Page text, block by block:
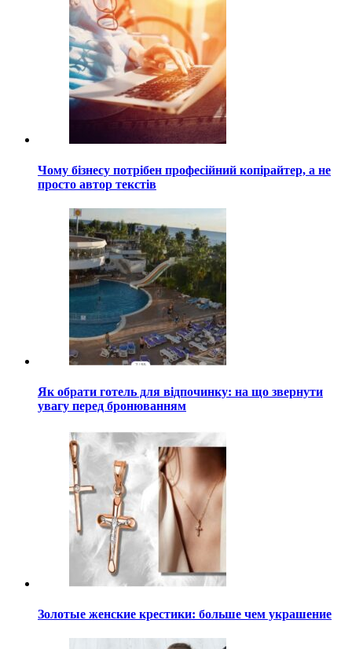
Чому бізнесу потрібен професійний копірайтер, а не
просто автор текстів
Як обрати готель для відпочинку: на що звернути
увагу перед бронюванням
Золотые женские крестики: больше чем украшение